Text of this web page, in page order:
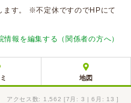
す。 ※不定休ですのでHPにて
情報を編集する（関係者の方へ）
地図
アクセス数: 1,562 [7月: 3 | 6月: 13 ]